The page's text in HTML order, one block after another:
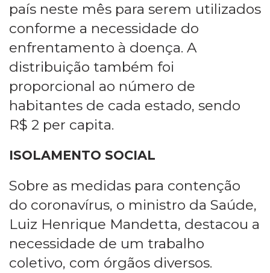
país neste mês para serem utilizados
conforme a necessidade do
enfrentamento à doença. A
distribuição também foi
proporcional ao número de
habitantes de cada estado, sendo
R$ 2 per capita.
ISOLAMENTO SOCIAL
Sobre as medidas para contenção
do coronavírus, o ministro da Saúde,
Luiz Henrique Mandetta, destacou a
necessidade de um trabalho
coletivo, com órgãos diversos.